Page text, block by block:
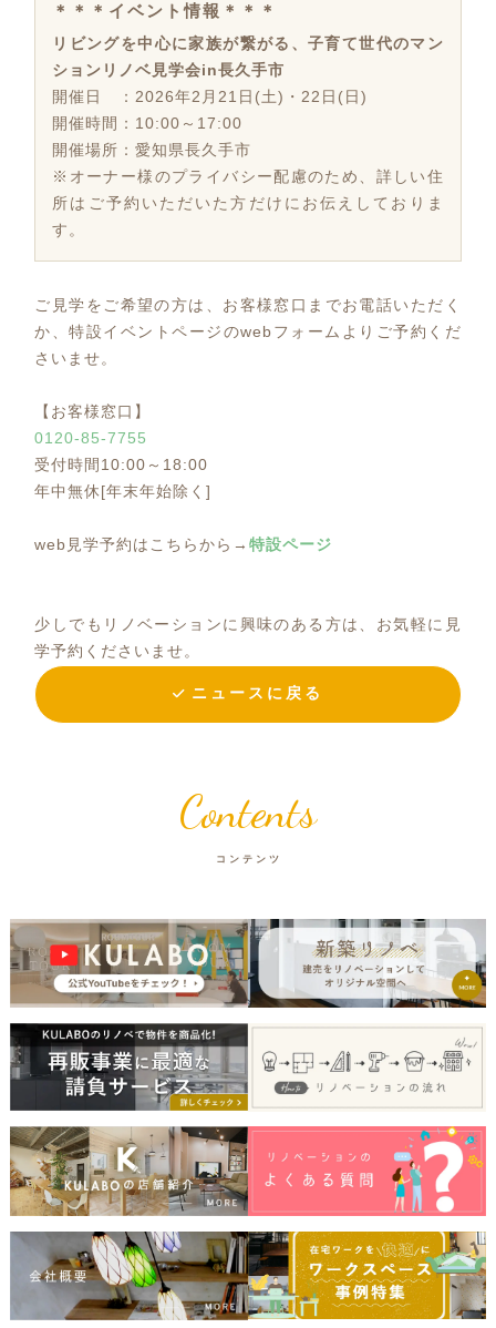
＊＊＊イベント情報＊＊＊
リビングを中心に家族が繋がる、子育て世代のマン
ションリノベ見学会in長久手市
開催日 ：2026年2月21日(土)・22日(日)
開催時間：10:00～17:00
開催場所：愛知県長久手市
※オーナー様のプライバシー配慮のため、詳しい住
所はご予約いただいた方だけにお伝えしておりま
す。
ご見学をご希望の方は、お客様窓口までお電話いただく
か、特設イベントページのwebフォームよりご予約くだ
さいませ。
【お客様窓口】
0120-85-7755
受付時間10:00～18:00
年中無休[年末年始除く]
web見学予約はこちらから→特設ページ
少しでもリノベーションに興味のある方は、お気軽に見
学予約くださいませ。
ニュースに戻る
Contents
コンテンツ